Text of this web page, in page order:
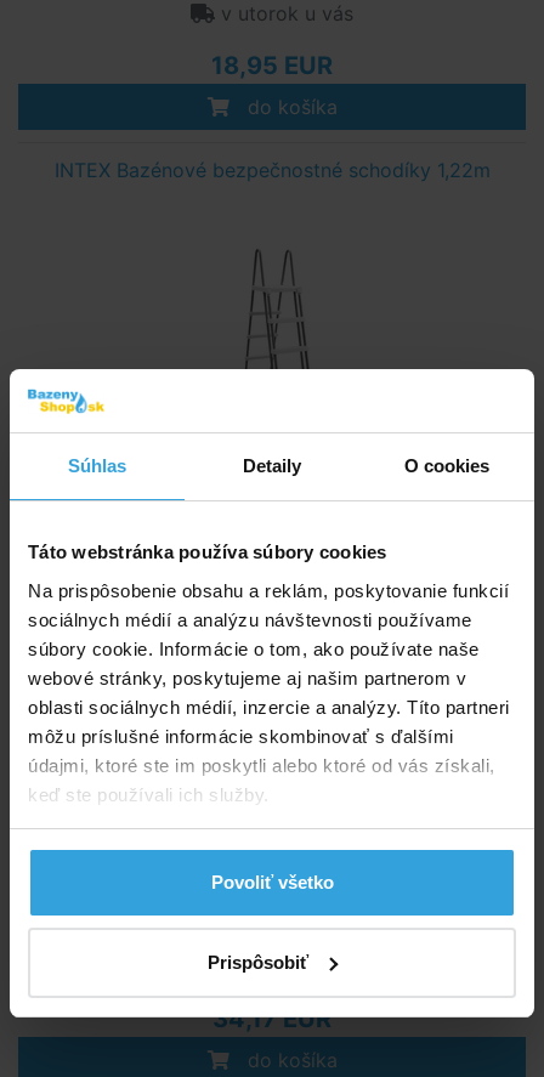
Súhlas Detaily O cookies
Táto webstránka používa súbory cookies
Na prispôsobenie obsahu a reklám, poskytovanie funkcií
sociálnych médií a analýzu návštevnosti používame
súbory cookie. Informácie o tom, ako používate naše
webové stránky, poskytujeme aj našim partnerom v
oblasti sociálnych médií, inzercie a analýzy. Títo partneri
môžu príslušné informácie skombinovať s ďalšími
údajmi, ktoré ste im poskytli alebo ktoré od vás získali,
keď ste používali ich služby.
Povoliť všetko
Prispôsobiť
v utorok u vás
18,95 EUR
do košíka
INTEX Bazénové bezpečnostné schodíky 1,22m
Skladom > 10 ks
v utorok u vás
83,13 EUR
do košíka
I.Základní set na chlórové ošetrenie vody (Triplex
tablety, pH-, pH +, tester, plavák)
Skladom > 20 ks
v utorok u vás
34,17 EUR
do košíka